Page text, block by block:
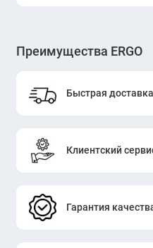
Преимущества ERGO
Быстрая доставка
Клиентский
Гарантия